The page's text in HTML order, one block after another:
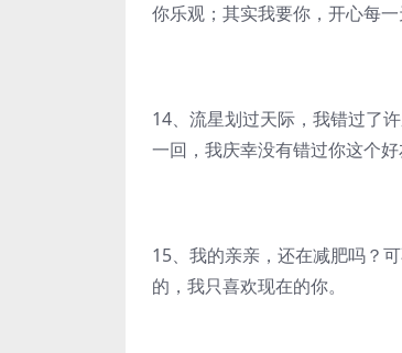
你乐观；其实我要你，开心每一
14、流星划过天际，我错过了
一回，我庆幸没有错过你这个好
15、我的亲亲，还在减肥吗？
的，我只喜欢现在的你。